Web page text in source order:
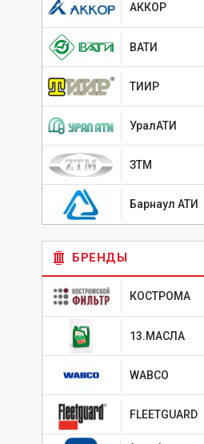
АККОР
ВАТИ
ТИИР
УралАТИ
ЗТМ
Барнаул АТИ
БРЕНДЫ
КОСТРОМА
13.МАСЛА
WABCO
FLEETGUARD